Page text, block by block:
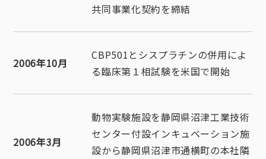
共同事業化契約を締結
2006年10月
CBP501とシスプラチンの併用によ
る臨床第１相試験を米国で開始
2006年3月
動物実験施設を静岡県沼津工業技術
センター付設インキュベーション施
設から静岡県沼津市通横町の本社隣